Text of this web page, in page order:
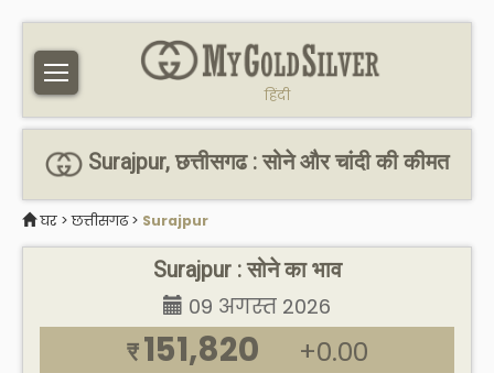
हिंदी
Surajpur, छत्तीसगढ : सोने और चांदी की कीमत
घर >छत्तीसगढ> Surajpur
Surajpur : सोने का भाव
09 अगस्त 2026
₹ 151,820 +0.00